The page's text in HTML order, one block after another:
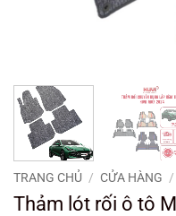
TRANG CHỦ / CỬA HÀNG /
Thảm lót rối ô tô